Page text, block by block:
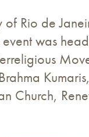
Rio de
was
Church,